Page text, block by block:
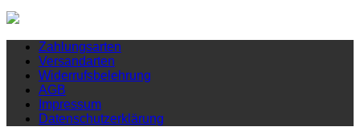
Zahlungsarten
Versandarten
Widerrufsbelehrung
AGB
Impressum
Datenschutzerklärung